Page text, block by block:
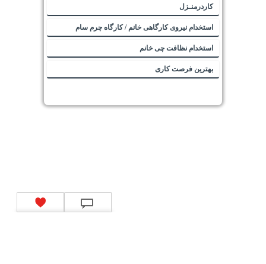
کاردرمنـزل
استخدام نیروی کارگاهی خانم / کارگاه چرم سام
استخدام نظافت چی خانم
بهترین فرصت کاری